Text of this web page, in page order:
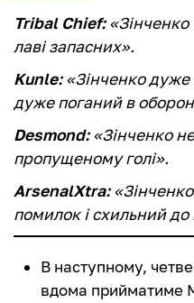
Tribal Chief:
лаві запасних».
Kunle:«Зінченко дуже
дуже поганий в
Desmond:«Зінченко
пропущеному голі».
ArsenalXtra:
помилок і схильний до
В наступному,
вдома прийматиме